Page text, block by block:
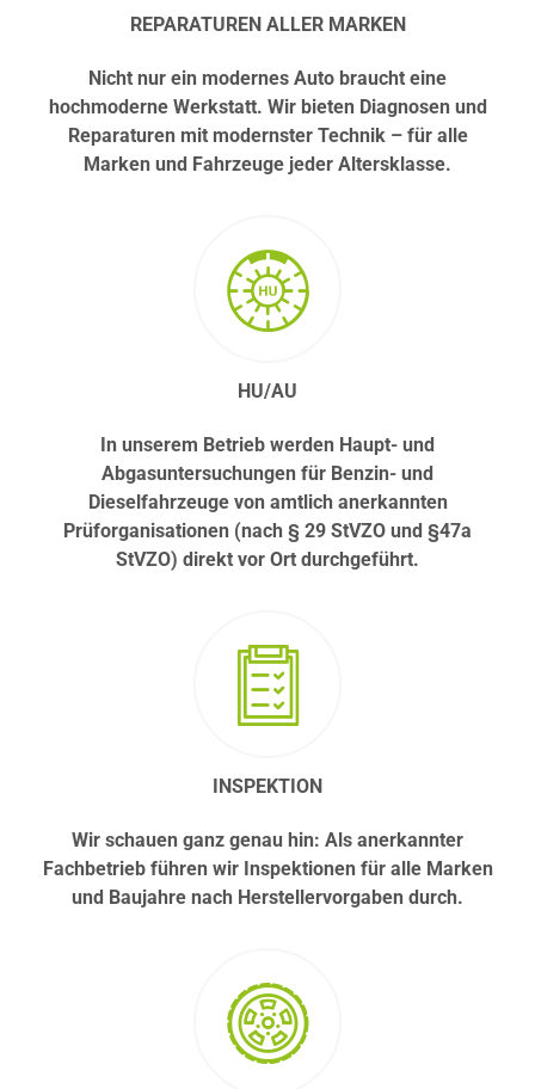
REPARATUREN ALLER MARKEN
Nicht nur ein modernes Auto braucht eine
hochmoderne Werkstatt. Wir bieten Diagnosen und
Reparaturen mit modernster Technik – für alle
Marken und Fahrzeuge jeder Altersklasse.
HU/AU
In unserem Betrieb werden Haupt- und
Abgasuntersuchungen für Benzin- und
Dieselfahrzeuge von amtlich anerkannten
Prüforganisationen (nach § 29 StVZO und §47a
StVZO) direkt vor Ort durchgeführt.
INSPEKTION
Wir schauen ganz genau hin: Als anerkannter
Fachbetrieb führen wir Inspektionen für alle Marken
und Baujahre nach Herstellervorgaben durch.